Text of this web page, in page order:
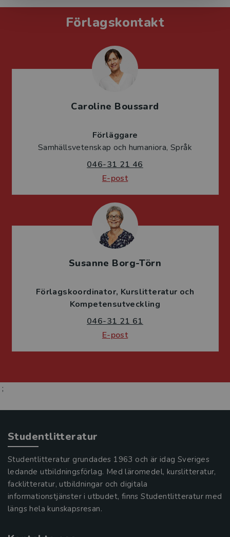
Förlagskontakt
Caroline Boussard
Förläggare
Samhällsvetenskap och humaniora, Språk
046-31 21 46
E-post
Susanne Borg-Törn
Förlagskoordinator Kurslitteratur och
Kompetensutveckling
046-31 21 61
E-post
;
Studentlitteratur
Studentlitteratur grundades 1963 och är idag Sveriges
ledande utbildningsförlag. Med läromedel, kurslitteratur,
facklitteratur, utbildningar och digitala
informationstjänster i utbudet, finns Studentlitteratur med
längs hela kunskapsresan.